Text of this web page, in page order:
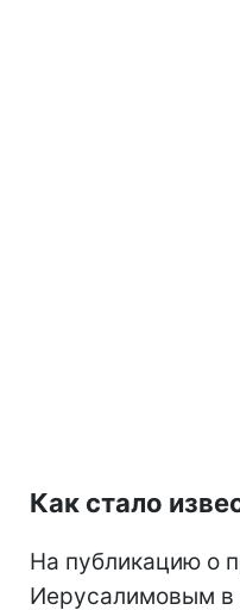
Как стало
На публикацию о
Иерусалимовым в